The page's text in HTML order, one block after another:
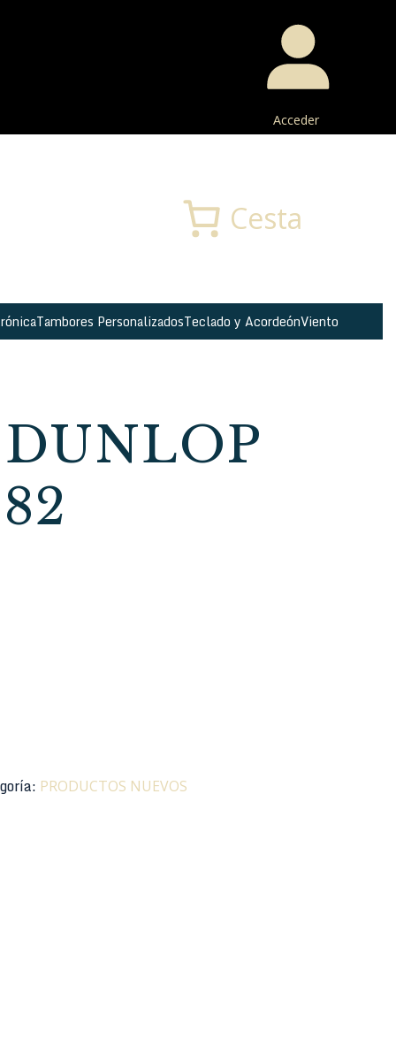
Acceder
Cesta
Tambores PersonalizadosTeclado y AcordeónViento
PRODUCTOS NUEVOS